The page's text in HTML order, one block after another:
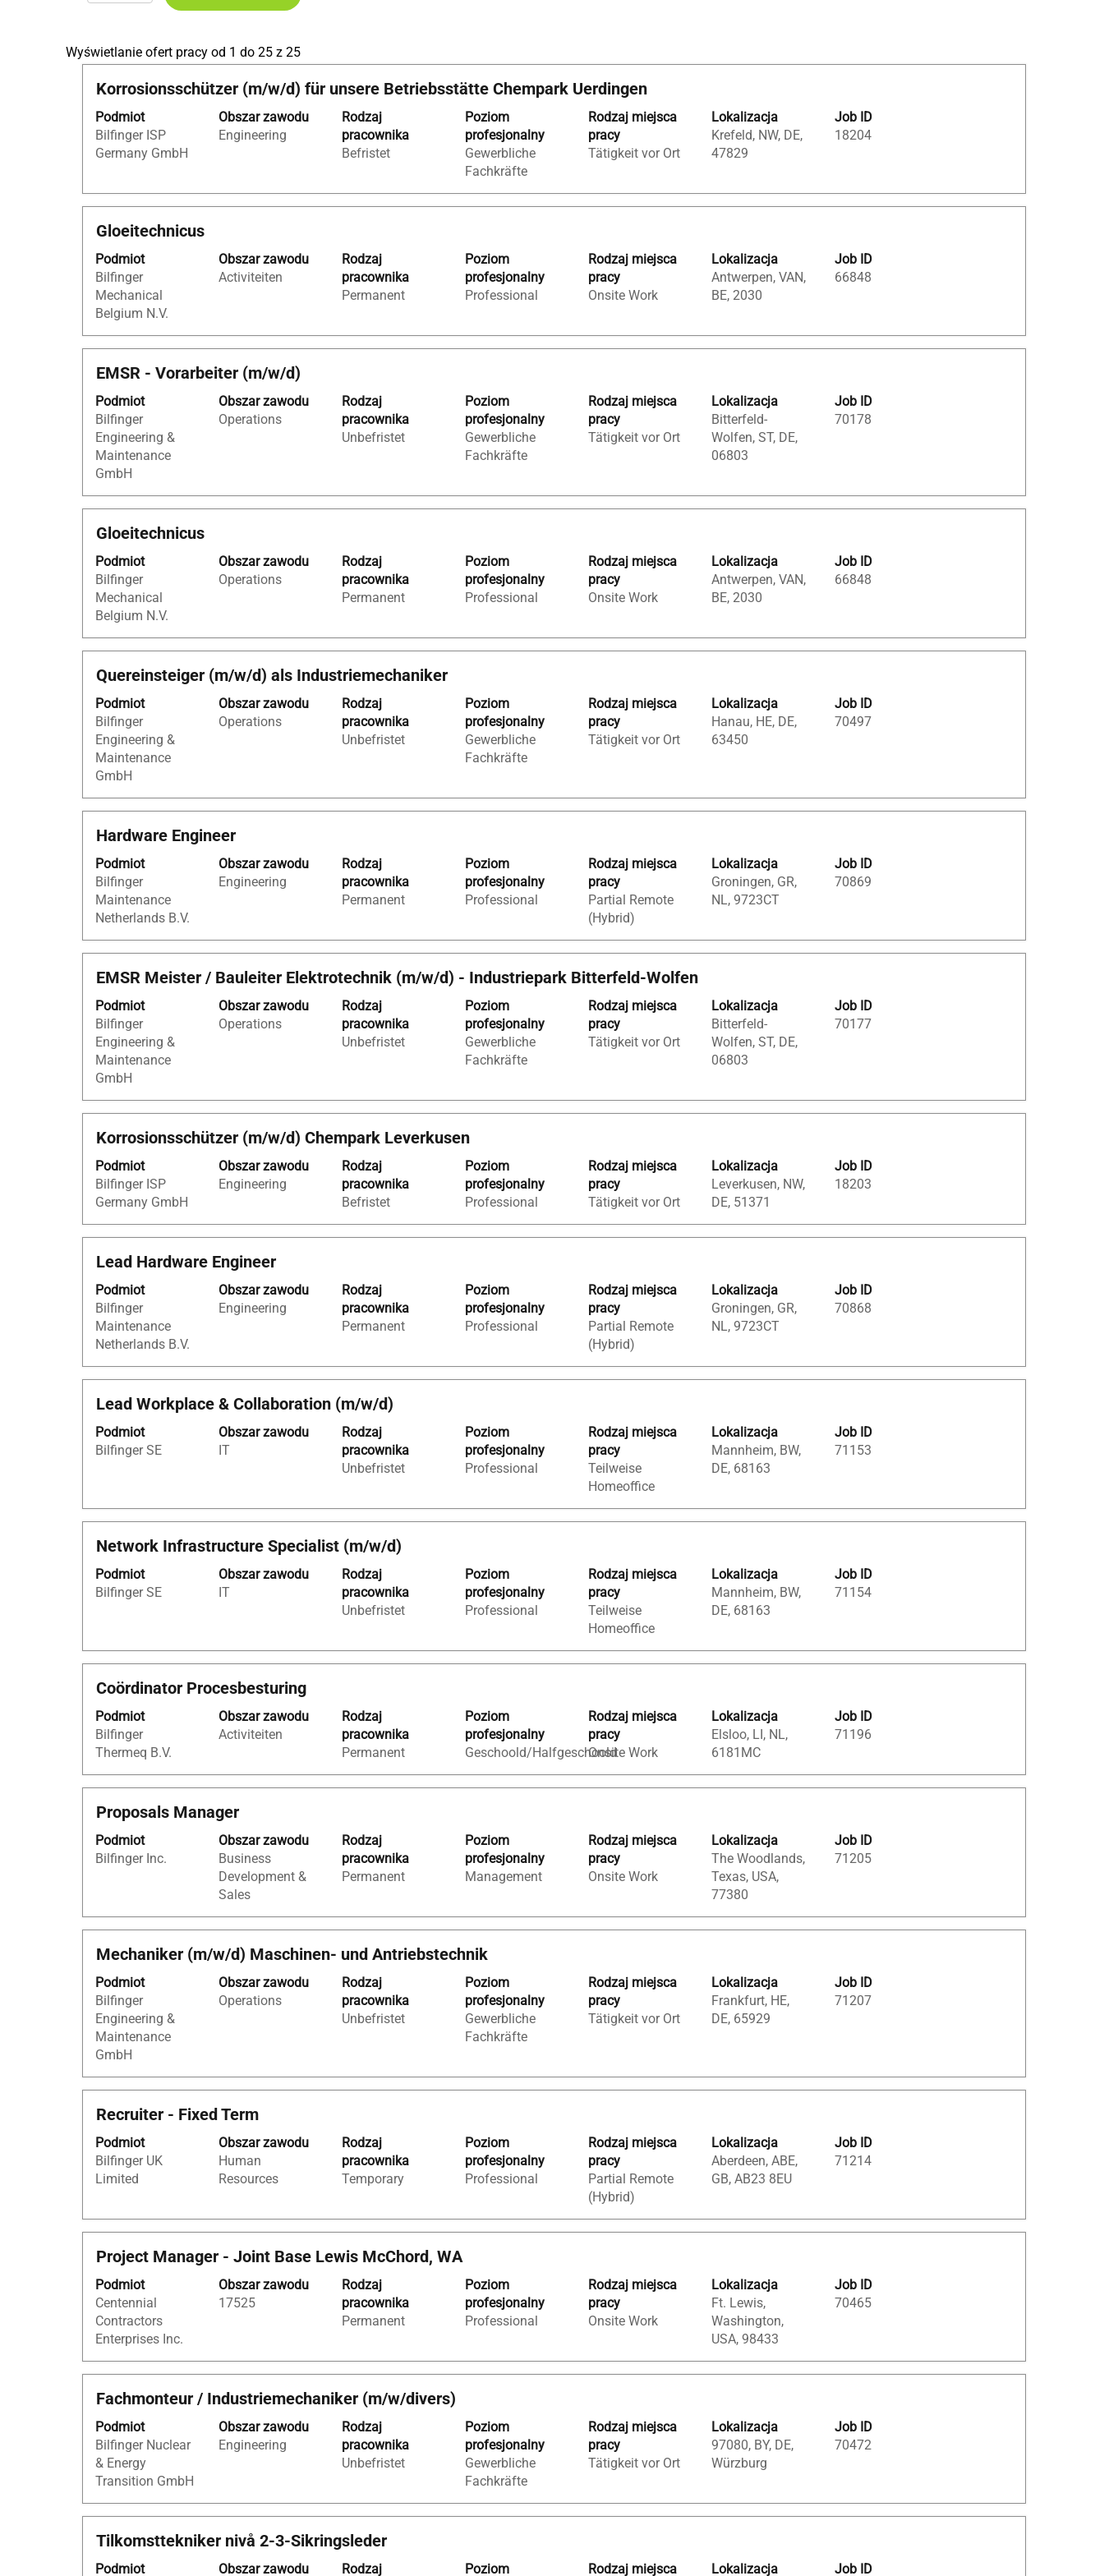
Wyświetlanie ofert pracy od 1 do 25 z 25Szukaj
wyników
dla
Wyświetlanie
1
z
25
klawisza
aby
liście
pracy.
Tytuł
Korrosionsschützer (m/w/d) für unsere Betriebsstätte Chempark Uerdingen
Podmiot
Bilfinger ISP
Germany GmbH
Obszar zawodu
Engineering
Rodzaj
pracownika
Befristet
Poziom
profesjonalny
Gewerbliche
Fachkräfte
Rodzaj miejsca
pracy
Tätigkeit vor Ort
Lokalizacja
Krefeld, NW, DE,
47829
Job ID
18204
Zaznacz
pomocą
spacji,
aby
pełną
treść
danych
pracy.
Tytuł
Gloeitechnicus
Podmiot
Bilfinger
Mechanical
Belgium N.V.
Obszar zawodu
Activiteiten
Rodzaj
pracownika
Permanent
Poziom
profesjonalny
Professional
Rodzaj miejsca
pracy
Onsite Work
Lokalizacja
Antwerpen, VAN,
BE, 2030
Job ID
66848
Zaznacz
pomocą
spacji,
aby
wyświetlić
pełną
treść
danych
pracy.
Tytuł
EMSR - Vorarbeiter (m/w/d)
Podmiot
Bilfinger
Engineering &
Maintenance
GmbH
Obszar zawodu
Operations
Rodzaj
pracownika
Unbefristet
Poziom
profesjonalny
Gewerbliche
Fachkräfte
Rodzaj miejsca
pracy
Tätigkeit vor Ort
Lokalizacja
Bitterfeld-
Wolfen, ST, DE,
06803
Job ID
70178
Zaznacz
pomocą
spacji,
aby
wyświetlić
pełną
treść
danych
oferty
Tytuł
Gloeitechnicus
Podmiot
Bilfinger
Mechanical
Belgium N.V.
Obszar zawodu
Operations
Rodzaj
pracownika
Permanent
Poziom
profesjonalny
Professional
Rodzaj miejsca
pracy
Onsite Work
Lokalizacja
Antwerpen, VAN,
BE, 2030
Job ID
66848
Zaznacz
pomocą
spacji,
aby
wyświetlić
pełną
treść
danych
pracy.
Tytuł
Quereinsteiger (m/w/d) als Industriemechaniker
Podmiot
Bilfinger
Engineering &
Maintenance
GmbH
Obszar zawodu
Operations
Rodzaj
pracownika
Unbefristet
Poziom
profesjonalny
Gewerbliche
Fachkräfte
Rodzaj miejsca
pracy
Tätigkeit vor Ort
Lokalizacja
Hanau, HE, DE,
63450
Job ID
70497
Zaznacz
pomocą
spacji,
aby
wyświetlić
pełną
treść
danych
oferty
Tytuł
Hardware Engineer
Podmiot
Bilfinger
Maintenance
Netherlands B.V.
Obszar zawodu
Engineering
Rodzaj
pracownika
Permanent
Poziom
profesjonalny
Professional
Rodzaj miejsca
pracy
Partial Remote
(Hybrid)
Lokalizacja
Groningen, GR,
NL, 9723CT
Job ID
70869
Zaznacz
pomocą
spacji,
aby
wyświetlić
pełną
treść
danych
pracy.
Tytuł
EMSR Meister / Bauleiter Elektrotechnik (m/w/d) - Industriepark Bitterfeld‑Wolfen
Podmiot
Bilfinger
Engineering &
Maintenance
GmbH
Obszar zawodu
Operations
Rodzaj
pracownika
Unbefristet
Poziom
profesjonalny
Gewerbliche
Fachkräfte
Rodzaj miejsca
pracy
Tätigkeit vor Ort
Lokalizacja
Bitterfeld-
Wolfen, ST, DE,
06803
Job ID
70177
Zaznacz
pomocą
spacji,
aby
wyświetlić
pełną
treść
danych
oferty
Tytuł
Korrosionsschützer (m/w/d) Chempark Leverkusen
Podmiot
Bilfinger ISP
Germany GmbH
Obszar zawodu
Engineering
Rodzaj
pracownika
Befristet
Poziom
profesjonalny
Professional
Rodzaj miejsca
pracy
Tätigkeit vor Ort
Lokalizacja
Leverkusen, NW,
DE, 51371
Job ID
18203
Zaznacz
pomocą
spacji,
aby
wyświetlić
pełną
treść
oferty
pracy.
Tytuł
Lead Hardware Engineer
Podmiot
Bilfinger
Maintenance
Netherlands B.V.
Obszar zawodu
Engineering
Rodzaj
pracownika
Permanent
Poziom
profesjonalny
Professional
Rodzaj miejsca
pracy
Partial Remote
(Hybrid)
Lokalizacja
Groningen, GR,
NL, 9723CT
Job ID
70868
Zaznacz
pomocą
spacji,
aby
wyświetlić
pełną
treść
danych
pracy.
Tytuł
Lead Workplace & Collaboration (m/w/d)
Podmiot
Bilfinger SE
Obszar zawodu
IT
Rodzaj
pracownika
Unbefristet
Poziom
profesjonalny
Professional
Rodzaj miejsca
pracy
Teilweise
Homeoffice
Lokalizacja
Mannheim, BW,
DE, 68163
Job ID
71153
Zaznacz
pomocą
spacji,
pełną
treść
danych
pracy.
Tytuł
Network Infrastructure Specialist (m/w/d)
Podmiot
Bilfinger SE
Obszar zawodu
IT
Rodzaj
pracownika
Unbefristet
Poziom
profesjonalny
Professional
Rodzaj miejsca
pracy
Teilweise
Homeoffice
Lokalizacja
Mannheim, BW,
DE, 68163
Job ID
71154
Zaznacz
pomocą
spacji,
pełną
treść
danych
pracy.
Tytuł
Coördinator Procesbesturing
Podmiot
Bilfinger
Thermeq B.V.
Obszar zawodu
Activiteiten
Rodzaj
pracownika
Permanent
Poziom
profesjonalny
Geschoold/Halfgeschoold
Rodzaj miejsca
pracy
Onsite Work
Lokalizacja
Elsloo, LI, NL,
6181MC
Job ID
71196
Zaznacz
pomocą
spacji,
aby
wyświetlić
pełną
treść
oferty
pracy.
Tytuł
Proposals Manager
Podmiot
Bilfinger Inc.
Obszar zawodu
Business
Development &
Sales
Rodzaj
pracownika
Permanent
Poziom
profesjonalny
Management
Rodzaj miejsca
pracy
Onsite Work
Lokalizacja
The Woodlands,
Texas, USA,
77380
Job ID
71205
Zaznacz
pomocą
spacji,
pełną
treść
danych
pracy.
Tytuł
Mechaniker (m/w/d) Maschinen- und Antriebstechnik
Podmiot
Bilfinger
Engineering &
Maintenance
GmbH
Obszar zawodu
Operations
Rodzaj
pracownika
Unbefristet
Poziom
profesjonalny
Gewerbliche
Fachkräfte
Rodzaj miejsca
pracy
Tätigkeit vor Ort
Lokalizacja
Frankfurt, HE,
DE, 65929
Job ID
71207
Zaznacz
pomocą
spacji,
aby
wyświetlić
pełną
treść
danych
oferty
Tytuł
Recruiter - Fixed Term
Podmiot
Bilfinger UK
Limited
Obszar zawodu
Human
Resources
Rodzaj
pracownika
Temporary
Poziom
profesjonalny
Professional
Rodzaj miejsca
pracy
Partial Remote
(Hybrid)
Lokalizacja
Aberdeen, ABE,
GB, AB23 8EU
Job ID
71214
Zaznacz
pomocą
spacji,
aby
pełną
treść
danych
pracy.
Tytuł
Project Manager - Joint Base Lewis McChord, WA
Podmiot
Centennial
Contractors
Enterprises Inc.
Obszar zawodu
17525
Rodzaj
pracownika
Permanent
Poziom
profesjonalny
Professional
Rodzaj miejsca
pracy
Onsite Work
Lokalizacja
Ft. Lewis,
Washington,
USA, 98433
Job ID
70465
Zaznacz
pomocą
spacji,
aby
wyświetlić
pełną
treść
danych
pracy.
Tytuł
Fachmonteur / Industriemechaniker (m/w/divers)
Podmiot
Bilfinger Nuclear
& Energy
Transition GmbH
Obszar zawodu
Engineering
Rodzaj
pracownika
Unbefristet
Poziom
profesjonalny
Gewerbliche
Fachkräfte
Rodzaj miejsca
pracy
Tätigkeit vor Ort
Lokalizacja
97080, BY, DE,
Würzburg
Job ID
70472
Zaznacz
pomocą
spacji,
aby
wyświetlić
pełną
treść
danych
Tytuł
Tilkomsttekniker nivå 2-3-Sikringsleder
Podmiot Obszar zawodu Rodzaj Poziom Rodzaj miejsca Lokalizacja Job ID
Zaznacz